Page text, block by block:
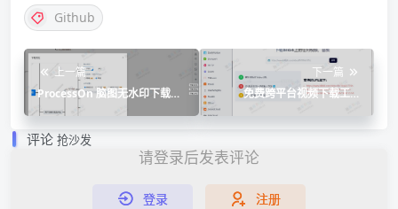
Github
上一篇
ProcessOn 脑图无水印下载脚
本
下一篇
免费跨平台视频下载工具
评论 抢沙发
请登录后发表评论
登录 注册